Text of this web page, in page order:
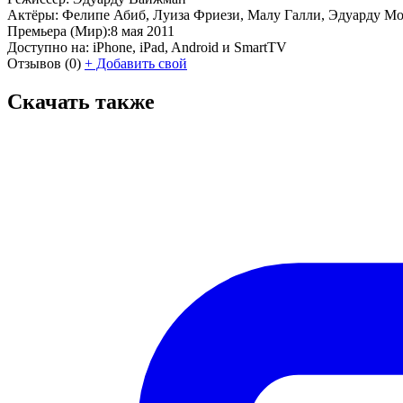
Актёры: Фелипе Абиб, Луиза Фриези, Малу Галли, Эдуарду
Премьера (Мир):8 мая 2011
Доступно на: iPhone, iPad, Android и SmartTV
Отзывов (0) + Добавить свой
Скачать также